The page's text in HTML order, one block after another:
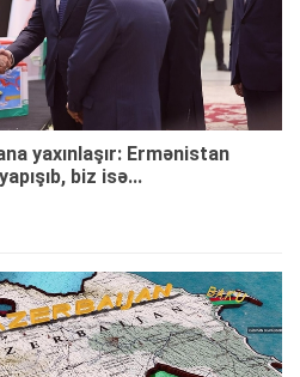
yaxınlaşır: Ermənistan
biz isə...